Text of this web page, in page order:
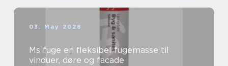
03. May 2026
Ms fuge en fleksibel fugemasse til
vinduer, døre og facade